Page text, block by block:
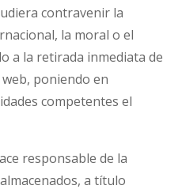
contravenir la
la moral o el
a la retirada inmediata de
poniendo en
competentes el
responsable de la
a título